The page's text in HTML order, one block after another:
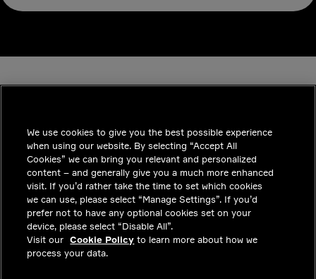
INDUSTRIES
INSIGHTS
MEGOLDÁSOK
KARRIER
BEFEKTETŐK
We use cookies to give you the best possible experience
when using our website. By selecting “Accept All
Cookies” we can bring you relevant and personalized
content – and generally give you a much more enhanced
visit. If you’d rather take the time to set which cookies
we can use, please select “Manage Settings”. If you’d
prefer not to have any optional cookies set on your
device, please select “Disable All”.
Visit our Cookie Policy to learn more about how we
process your data.